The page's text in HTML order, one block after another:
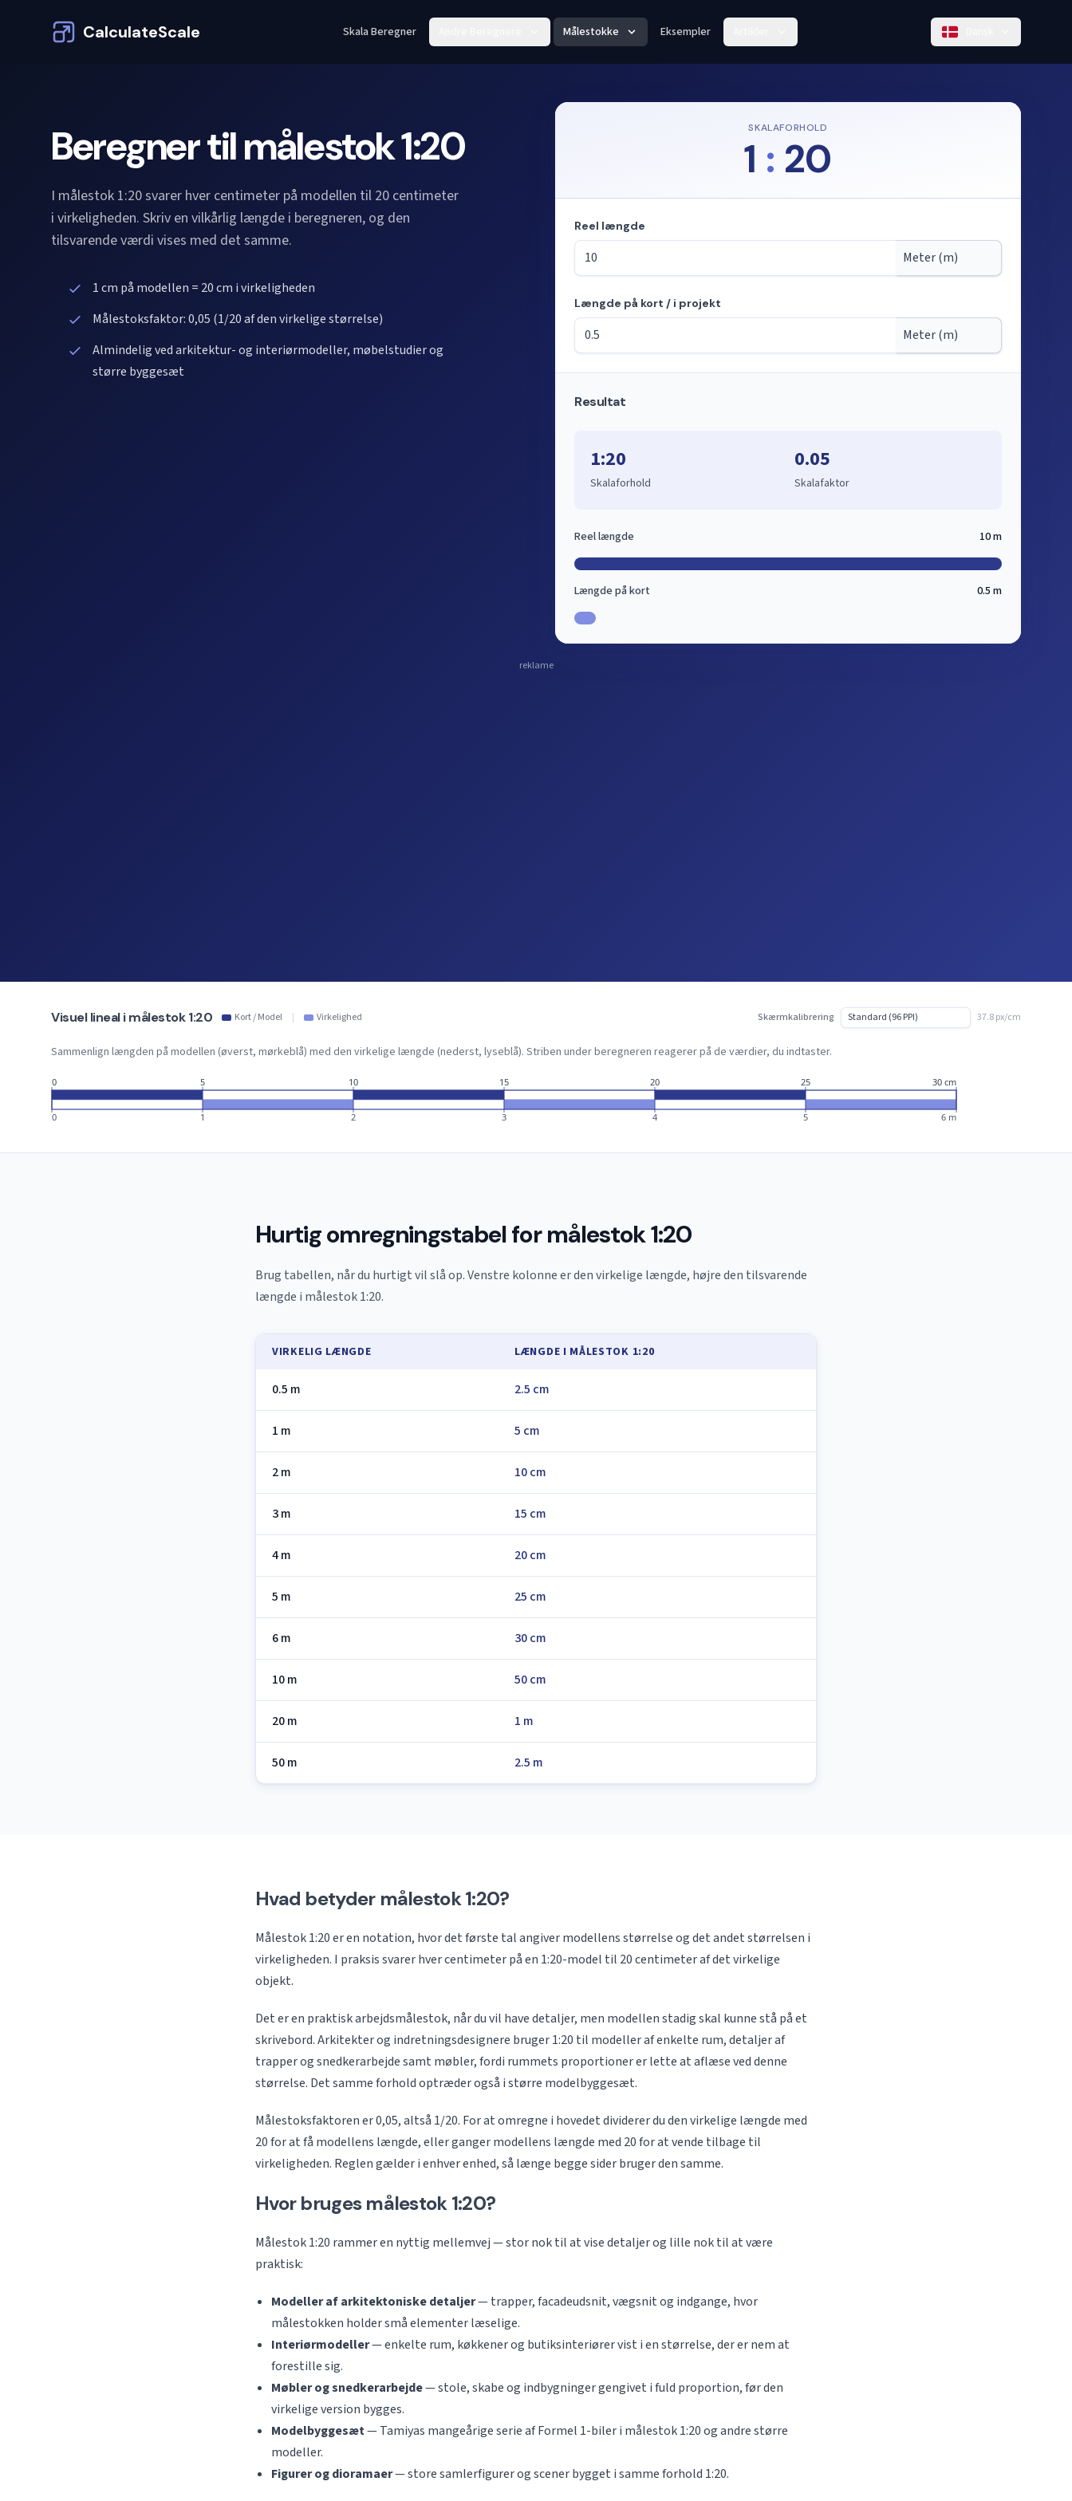
CalculateScale Skala Beregner Målestokke Eksempler
Beregner til målestok 1:20
I målestok 1:20 svarer hver centimeter på modellen til 20 centimeter
i virkeligheden. Skriv en vilkårlig længde i beregneren, og den
tilsvarende værdi vises med det samme.
1 cm på modellen = 20 cm i virkeligheden
Målestoksfaktor: 0,05 (1/20 af den virkelige størrelse)
Almindelig ved arkitektur- og interiørmodeller, møbelstudier og
større byggesæt
SKALAFORHOLD
1 : 20
Tilstand: beregner længder ud fra målestok
Reel længde
Længde på kort / i projekt
Resultat
1:20
Skalaforhold
0.05
Skalafaktor
Reel længde 10 m
Længde på kort 0.5 m
reklame
Visuel lineal i målestok 1:20 Kort / Model | Virkelighed Skærmkalibrering 37.8 px/cm
Sammenlign længden på modellen (øverst, mørkeblå) med den virkelige længde (nederst, lyseblå). Striben under beregneren reagerer på de værdier, du indtaster.
0
0
5
1
10
2
15
3
20
4
25
5
30 cm
6 m
Hurtig omregningstabel for målestok 1:20
Brug tabellen, når du hurtigt vil slå op. Venstre kolonne er den virkelige længde, højre den tilsvarende
længde i målestok 1:20.
VIRKELIG LÆNGDE LÆNGDE I MÅLESTOK 1:20
0.5 m 2.5 cm
1 m 5 cm
2 m 10 cm
3 m 15 cm
4 m 20 cm
5 m 25 cm
6 m 30 cm
10 m 50 cm
20 m 1 m
50 m 2.5 m
Hvad betyder målestok 1:20?
Målestok 1:20 er en notation, hvor det første tal angiver modellens størrelse og det andet størrelsen i
virkeligheden. I praksis svarer hver centimeter på en 1:20-model til 20 centimeter af det virkelige
objekt.
Det er en praktisk arbejdsmålestok, når du vil have detaljer, men modellen stadig skal kunne stå på et
skrivebord. Arkitekter og indretningsdesignere bruger 1:20 til modeller af enkelte rum, detaljer af
trapper og snedkerarbejde samt møbler, fordi rummets proportioner er lette at aflæse ved denne
størrelse. Det samme forhold optræder også i større modelbyggesæt.
Målestoksfaktoren er 0,05, altså 1/20. For at omregne i hovedet dividerer du den virkelige længde med
20 for at få modellens længde, eller ganger modellens længde med 20 for at vende tilbage til
virkeligheden. Reglen gælder i enhver enhed, så længe begge sider bruger den samme.
Hvor bruges målestok 1:20?
Målestok 1:20 rammer en nyttig mellemvej — stor nok til at vise detaljer og lille nok til at være
praktisk:
Modeller af arkitektoniske detaljer— trapper, facadeudsnit, vægsnit og indgange, hvor
målestokken holder små elementer læselige.
Interiørmodeller— enkelte rum, køkkener og butiksinteriører vist i en størrelse, der er nem at
forestille sig.
Møbler og snedkerarbejde— stole, skabe og indbygninger gengivet i fuld proportion, før den
virkelige version bygges.
Modelbyggesæt— Tamiyas mangeårige serie af Formel 1-biler i målestok 1:20 og andre større
modeller.
Figurer og dioramaer— store samlerfigurer og scener bygget i samme forhold 1:20.